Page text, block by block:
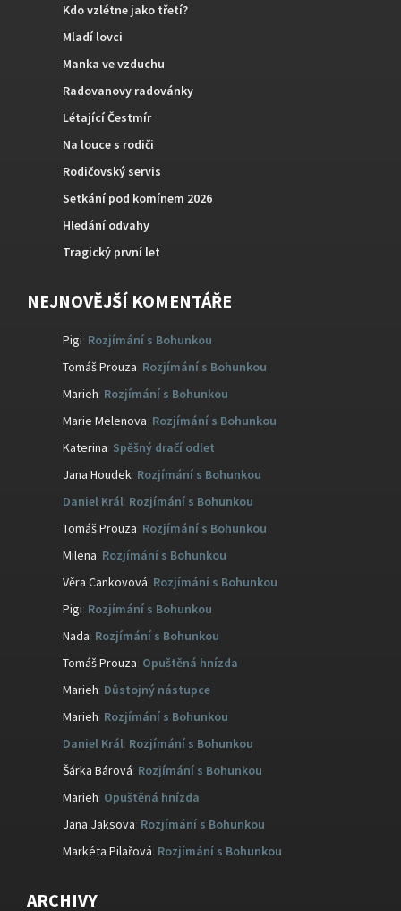
Kdo vzlétne jako třetí?
Mladí lovci
Manka ve vzduchu
Radovanovy radovánky
Létající Čestmír
Na louce s rodiči
Rodičovský servis
Setkání pod komínem 2026
Hledání odvahy
Tragický první let
NEJNOVĚJŠÍ KOMENTÁŘE
Pigi Rozjímání s Bohunkou
Tomáš Prouza Rozjímání s Bohunkou
Marieh Rozjímání s Bohunkou
Marie Melenova Rozjímání s Bohunkou
Katerina Spěšný dračí odlet
Jana Houdek Rozjímání s Bohunkou
Daniel Král Rozjímání s Bohunkou
Tomáš Prouza Rozjímání s Bohunkou
Milena Rozjímání s Bohunkou
Věra Cankovová Rozjímání s Bohunkou
Pigi Rozjímání s Bohunkou
Nada Rozjímání s Bohunkou
Tomáš Prouza Opuštěná hnízda
Marieh Důstojný nástupce
Marieh Rozjímání s Bohunkou
Daniel Král Rozjímání s Bohunkou
Šárka Bárová Rozjímání s Bohunkou
Marieh Opuštěná hnízda
Jana Jaksova: Rozjímání s Bohunkou
Markéta Pilařová: Rozjímání s Bohunkou
ARCHIVY